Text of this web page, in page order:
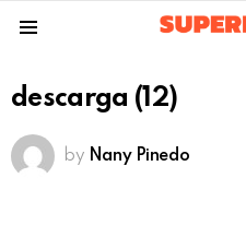
descarga (12)
by Nany Pinedo